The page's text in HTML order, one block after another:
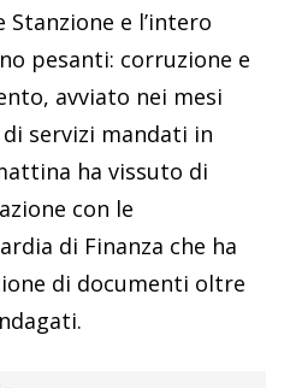
Stanzione e l’intero
pesanti: corruzione e
avviato nei mesi
servizi mandati in
ha vissuto di
con le
di Finanza che ha
di documenti oltre